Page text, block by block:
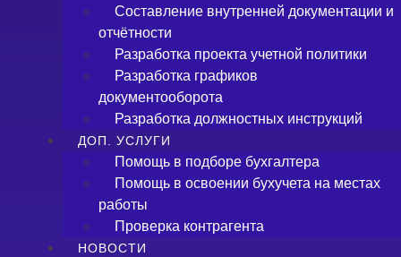
Составление внутренней документации и
отчётности
Разработка проекта учетной политики
Разработка графиков
документооборота
Разработка должностных инструкций
ДОП. УСЛУГИ
Помощь в подборе бухгалтера
Помощь в освоении бухучета на местах
работы
Проверка контрагента
НОВОСТИ